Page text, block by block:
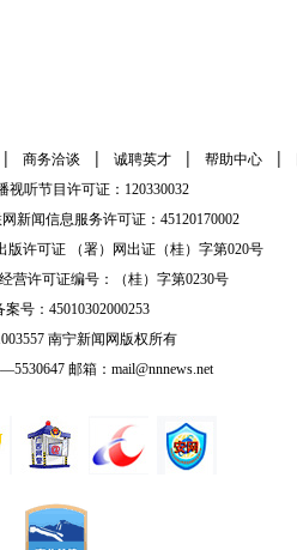
| 商务洽谈 | 诚聘英才 | 帮助中心 |
视听节目许可证：120330032
新闻信息服务许可证：45120170002
版许可证 （署）网出证（桂）字第020号
营许可证编号：（桂）字第0230号
案号：45010302000253
南宁新闻网版权所有
邮箱：mail@nnnews.net